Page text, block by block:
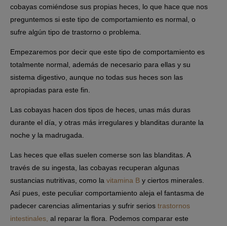
cobayas comiéndose sus propias heces, lo que hace que nos
preguntemos si este tipo de comportamiento es normal, o
sufre algún tipo de trastorno o problema.
Empezaremos por decir que este tipo de comportamiento es
totalmente normal, además de necesario para ellas y su
sistema digestivo, aunque no todas sus heces son las
apropiadas para este fin.
Las cobayas hacen dos tipos de heces, unas más duras
durante el día, y otras más irregulares y blanditas durante la
noche y la madrugada.
Las heces que ellas suelen comerse son las blanditas. A
través de su ingesta, las cobayas recuperan algunas
sustancias nutritivas, como la vitamina B y ciertos minerales.
Así pues, este peculiar comportamiento aleja el fantasma de
padecer carencias alimentarias y sufrir serios trastornos
intestinales, al reparar la flora. Podemos comparar este